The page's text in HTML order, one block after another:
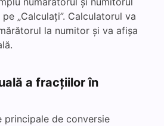
„Calculați”. Calculatorul va
la numitor și va afișa
a fracțiilor în
principale de conversie